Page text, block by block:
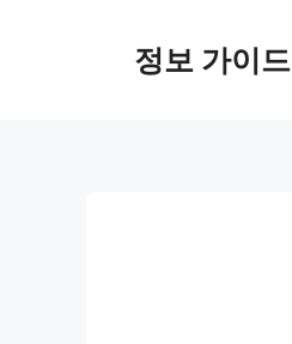
정보 가이드